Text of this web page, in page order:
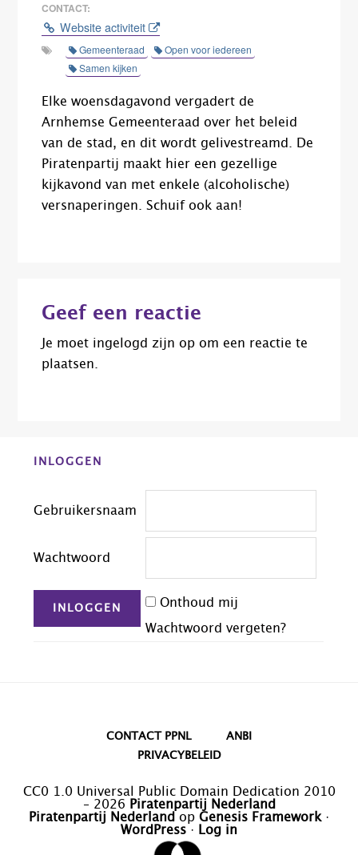
CONTACT:
Website activiteit
Gemeenteraad
Open voor iedereen
Samen kijken
Elke woensdagavond vergadert de
Arnhemse Gemeenteraad over het beleid
van de stad, en dit wordt gelivestreamd. De
Piratenpartij maakt hier een gezellige
kijkavond van met enkele (alcoholische)
versnaperingen. Schuif ook aan!
Interacties
Geef een reactie
Je moet ingelogd zijn op om een reactie te
plaatsen.
Before
INLOGGEN
Gebruikersnaam
Wachtwoord
Onthoud mij
Wachtwoord vergeten?
CONTACT PPNL
ANBI
PRIVACYBELEID
CC0 1.0 Universal Public Domain Dedication 2010
– 2026 Piratenpartij Nederland
Piratenpartij Nederland op Genesis Framework ·
WordPress · Log in